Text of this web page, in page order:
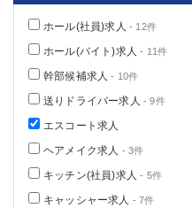
ホール(社員)求人 - 12件
ホール(バイト)求人 - 11件
幹部候補求人 - 10件
送りドライバー求人 - 9件
エスコート求人
ヘアメイク求人 - 3件
キッチン(社員)求人 - 5件
キャッシャー求人 - 7件